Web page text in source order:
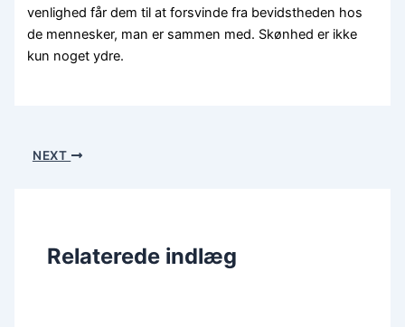
venlighed får dem til at forsvinde fra bevidstheden hos
de mennesker, man er sammen med. Skønhed er ikke
kun noget ydre.
NEXT
Relaterede indlæg